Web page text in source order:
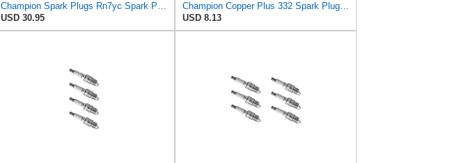
Champion Spark Plugs Rn7yc Spark Plug 4/pk @4 332- Made By Champion Spark Plugs
USD 30.95
Champion Copper Plus 332 Spark Plug (Carton of 1) - RN7YC
USD 8.13